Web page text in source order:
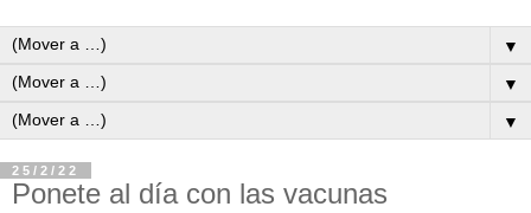
▼
▼
▼
25/2/22
Ponete al día con las vacunas